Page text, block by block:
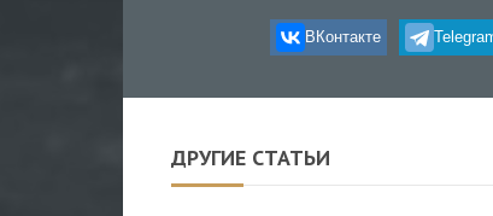
ВКонтакте
ДРУГИЕ СТАТЬИ